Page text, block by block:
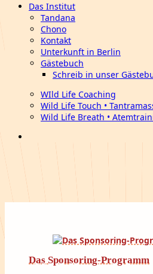
Das Institut
Tandana
Chono
Kontakt
Unterkunft in Berlin
Gästebuch
Schreib in unser
WIld Life Coaching
Wild Life Touch •
Wild Life Breath •
Das Sponsoring-Programm